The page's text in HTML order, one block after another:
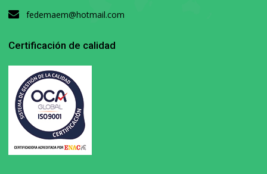
fedemaem@hotmail.com
Certificación de calidad